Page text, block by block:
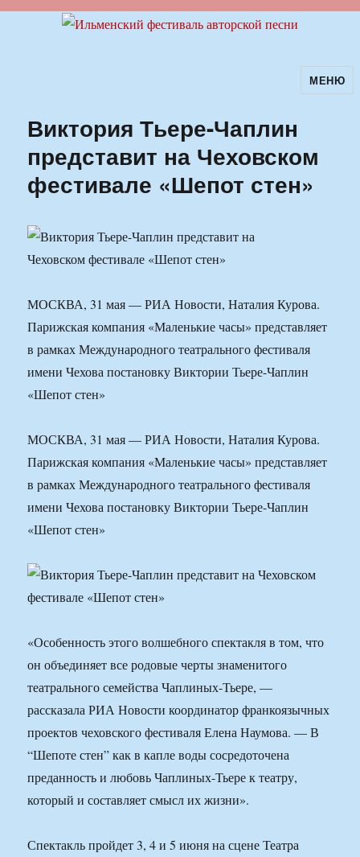
Ильменский фестиваль авторскойМЕНЮ
Виктория Тьере-Чаплин
представит на Чеховском
фестивале «Шепот стен»
МОСКВА, 31 мая — РИА Новости, Наталия Курова.
Парижская компания «Маленькие часы» представляет
в рамках Международного театрального фестиваля
имени Чехова постановку Виктории Тьере-Чаплин
«Шепот стен»
МОСКВА, 31 мая — РИА Новости, Наталия Курова.
Парижская компания «Маленькие часы» представляет
в рамках Международного театрального фестиваля
имени Чехова постановку Виктории Тьере-Чаплин
«Шепот стен»
«Особенность этого волшебного спектакля в том, что
он объединяет все родовые черты знаменитого
театрального семейства Чаплиных-Тьере, —
рассказала РИА Новости координатор франкоязычных
проектов чеховского фестиваля Елена Наумова. — В
“Шепоте стен” как в капле воды сосредоточена
преданность и любовь Чаплиных-Тьере к театру,
который и составляет смысл их жизни».
Спектакль пройдет 3, 4 и 5 июня на сцене Театра